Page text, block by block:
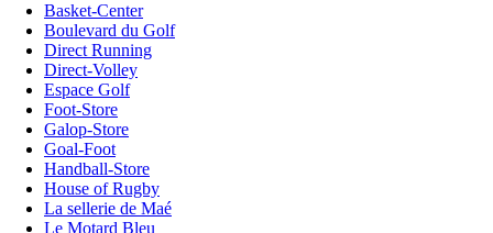
Basket-Center
Boulevard du Golf
Direct Running
Direct-Volley
Espace Golf
Foot-Store
Galop-Store
Goal-Foot
Handball-Store
House of Rugby
La sellerie de Maé
Le Motard Bleu